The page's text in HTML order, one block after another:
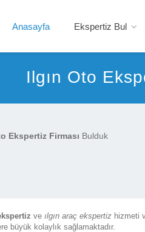
Anasayfa Ekspertiz Bul
Ilgın Oto
Ekspertiz Firması Bulduk
ve ılgın araç ekspertiz hizmeti
büyük kolaylık sağlamaktadır.